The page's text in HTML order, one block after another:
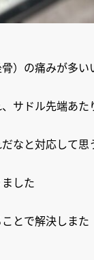
）の痛みが多い
サドル先端あ
なと対応して思
した
とで解決しまた